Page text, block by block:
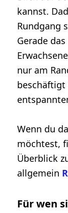
kannst.
Rundgang
Gerade
nur am
beschäftigt
Wenn du
möchtest,
Überblick
allgemein
Für wen